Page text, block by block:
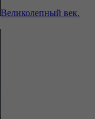
Великолепный век.